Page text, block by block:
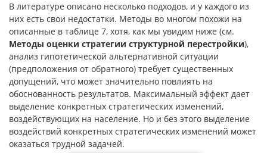
В литературе описано несколько подходов, и у каждого из
них есть свои недостатки. Методы во многом похожи на
описанные в та­блице 7, хотя, как мы увидим ниже (см.
Методы оценки стратегии структурной перестройки),
анализ гипотетической альтернатив­ной ситуации
(предположения от обратного) требует существенных
допущений, что может значительно повлиять на
обоснованность ре­зультатов. Максимальный эффект дает
выделение конкретных стра­тегических изменений,
воздействующих на население. Но и без этого выделение
воздействий конкретных стратегических изменений может
оказаться трудной задачей.